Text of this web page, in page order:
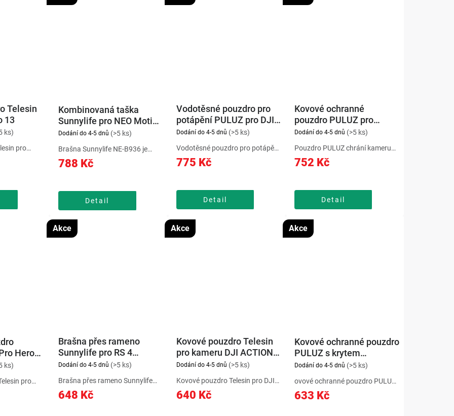
Telesin
13
ks)
pro
pevnou
hliníkové
přihrádka
Kombinovaná taška
Sunnylife pro NEO Motion
Fly (073530)
Dodání do 4-5 dnů (>5 ks)
788 Kč
Detail
Brašna Sunnylife NE-B936 je
ideální pro DJI Neo Motion Fly
More Combo a nabízí dostatek
příslušenství. Díky tvarované
vložce a odolné konstrukci...
Vodotěsné pouzdro pro
potápění PULUZ pro DJI
Osmo Pocket 3 (45 m)
Dodání do 4-5 dnů (>5 ks)
775 Kč
Detail
Vodotěsné pouzdro pro potápění
PULUZ pro DJI Osmo Pocket 3
(45 m) pomůže chránit zařízení
běžným opotřebením. Vodotěsné
pouzdro PULUZ pro DJI...
Kovové ochranné
pouzdro PULUZ pro
Insta360 X5
Dodání do 4-5 dnů (>5 ks)
752 Kč
Detail
Pouzdro PULUZ chrání kameru
před nárazy a pády. Magnetická
základna zajišťuje stabilitu při
výřezy umožňují pohodlný
přístup ke všem tlačítkům a...
Hero
ks)
pro
lehkou
omezení
Akce
Brašna přes rameno
Sunnylife pro RS 4
Sunnylife
Dodání do 4-5 dnů (>5 ks)
648 Kč
Brašna přes rameno Sunnylife
pro RS 4 pomůže vytvářet plynulé
a stabilní záběry při natáčení
Akce
Kovové pouzdro Telesin
pro kameru DJI ACTION
3/4/5
Dodání do 4-5 dnů (>5 ks)
640 Kč
Kovové pouzdro Telesin pro DJI
Action 5 Pro nabízí lehkou, ale
odolnou ochranu z hliníkové
Akce
Kovové ochranné pouzdro
PULUZ s krytem
objektivu pro Insta 360 X4
Dodání do 4-5 dnů (>5 ks)
633 Kč
ovové ochranné pouzdro PULUZ
s krytem objektivu pro Insta360
X4 poskytuje spolehlivou